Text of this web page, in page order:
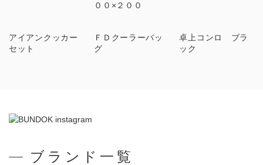
００×２００
アイアンクッカー
セット
ＦＤクーラーバッ
グ
卓上コンロ ブラ
ック
ブランド一覧